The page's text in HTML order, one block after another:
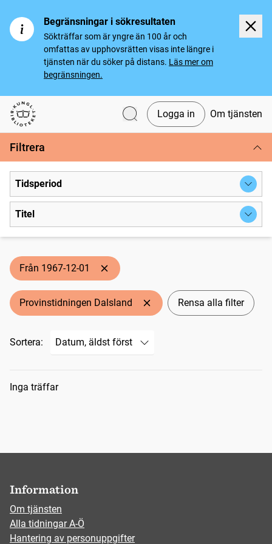
Begränsningar i sökresultaten
Sökträffar som är yngre än 100 år och
omfattas av upphovsrätten visas inte längre i
tjänsten när du söker på distans. Läs mer om
begränsningen.
Svenska tidningar
Logga in Om tjänsten
Filtrera
Tidsperiod
Titel
Från 1967-12-01
Provinstidningen Dalsland Rensa alla filter
Sortera:
Sökresultat
Inga träffar
Information
Om tjänsten
Alla tidningar A-Ö
Hantering av personuppgifter